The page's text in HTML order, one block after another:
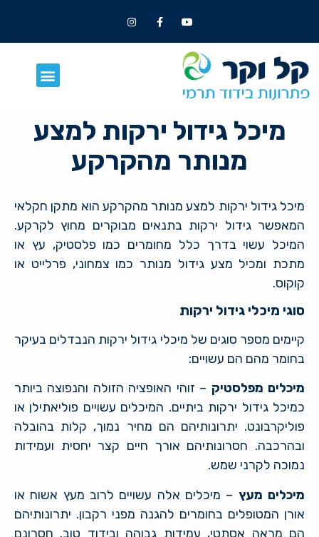
מיכל גידול ירקות למצע
מנותר מהקרקע
מיכל גידול ירקות למצע מנותר מהקרקע הוא מתקן חקלאי
המאפשר גידול ירקות בתנאים מבוקרים מחוץ לקרקע.
המיכל עשוי בדרך כלל מחומרים כמו פלסטיק, עץ או
מתכת ומכיל מצע גידול מנותר כמו צמחוני, פרלייט או
קוקוס.
סוגי מיכלי גידול ירקות
קיימים מספר סוגים של מיכלי גידול ירקות הנבדלים בעיקר
בחומר מהם הם עשויים:
מיכלים מפלסטיק – זוהי האופציה הזולה והנפוצה ביותר
כמיכל גידול ירקות ביתיים. המיכלים עשויים פוליאתילן או
פוליקרבונט. יתרונותיהם הם מחיר נמוך, קלות בהובלה
ובהרכבה. חסרונותיהם אורך חיים קצר יחסית ועמידות
נמוכה לקרני שמש.
מיכלים מעץ – מיכלים אלה עשויים לרוב מעץ אשוח או
אורן המטופלים בחומרים להגנה מפני רקבון. יתרונותיהם
הם מראה אסתטי, עמידות גבוהה ובידוד טוב. חסרונם